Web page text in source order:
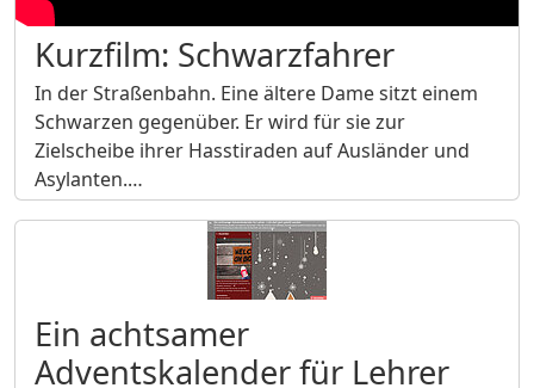
Kurzfilm: Schwarzfahrer
In der Straßenbahn. Eine ältere Dame sitzt einem
Schwarzen gegenüber. Er wird für sie zur
Zielscheibe ihrer Hasstiraden auf Ausländer und
Asylanten.…
Ein achtsamer
Adventskalender für Lehrer